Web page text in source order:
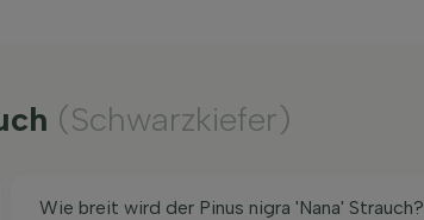
(Schwarzkiefer)
Wie breit wird der Pinus nigra 'Nana' Strauch?